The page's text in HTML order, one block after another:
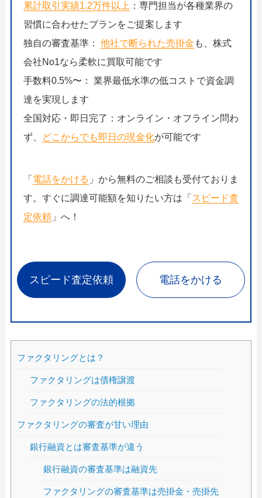
累計取引実績1.2万件以上 ：専門担当が各種業界の
習慣に合わせたプランをご提案します
独自の審査基準： 他社で断られた売掛金 も、株式
会社No1なら柔軟に買取可能です
手数料0.5%〜： 業界最低水準の低コストで資金調
達を実現します
全国対応・即日完了：オンライン・オフライン問わ
ず、
どこからでも即日の現金化が可能です
「 電話をかける 」から無料のご相談も受付ておりま
す。すぐに調達可能額を知りたい方は「 スピード査
定依頼」へ！
スピード査定依頼 電話をかける
ファクタリングとは？
ファクタリングは債権譲渡
ファクタリングの法的根拠
ファクタリングの審査が甘い理由
銀行融資とは審査基準が違う
銀行融資の審査基準は融資先
ファクタリングの審査基準は売掛金・売掛先